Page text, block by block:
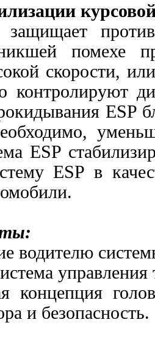
защищает
помехе
скорости,
контролируют
ESP
ESP
ESP в
водителю
концепция
и безопасность.